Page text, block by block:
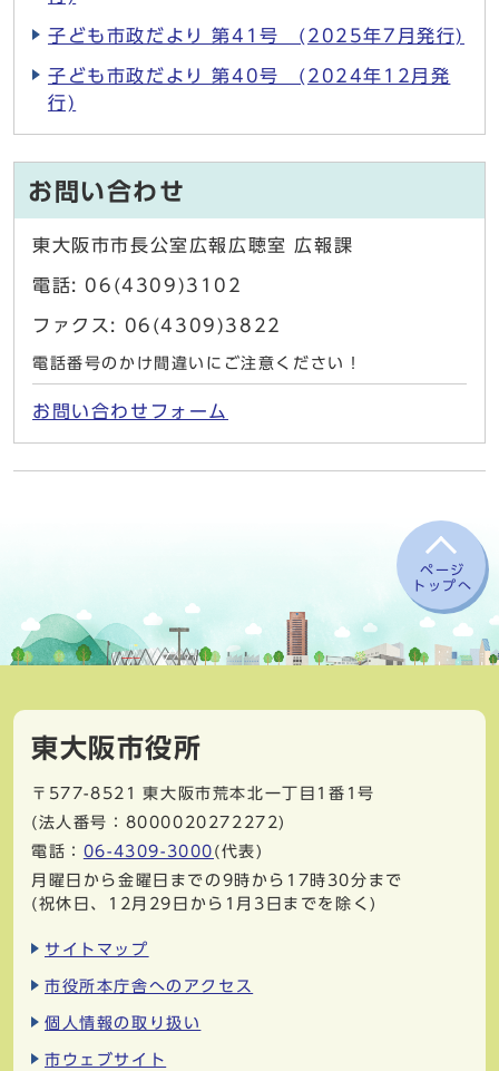
子ども市政だより 第41号 (2025年7月発行)
子ども市政だより 第40号 (2024年12月発
行)
お問い合わせ
東大阪市市長公室広報広聴室 広報課
電話: 06(4309)3102
ファクス: 06(4309)3822
電話番号のかけ間違いにご注意ください！
お問い合わせフォーム
ページ
トップへ
東大阪市役所
〒577-8521
東大阪市荒本北一丁目1番1号
(法人番号：8000020272272)
電話： 06-4309-3000 (代表)
月曜日から金曜日までの9時から17時30分まで
(祝休日、12月29日から1月3日までを除く)
サイトマップ
市役所本庁舎へのアクセス
個人情報の取り扱い
市ウェブサイト